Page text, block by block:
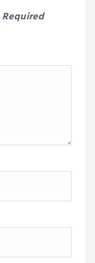
Required